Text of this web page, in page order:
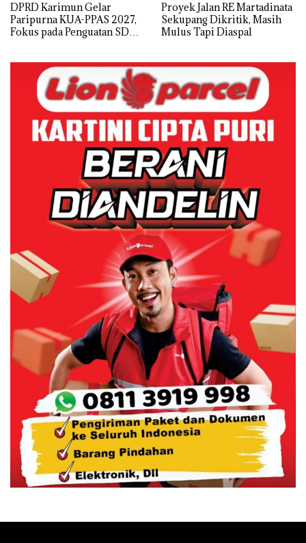
DPRD Karimun Gelar
Paripurna KUA-PPAS 2027,
Fokus pada Penguatan SDM,
Proyek Jalan RE Martadinata
Sekupang Dikritik, Masih
Mulus Tapi Diaspal